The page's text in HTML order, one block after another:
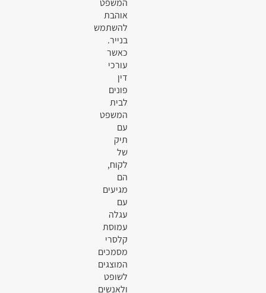
אוהבת
להשתמש
בנייר.
כאשר
עורכי
דין
פונים
לבית
המשפט
עם
תיק
של
לקוח,
הם
מגיעים
עם
עגלה
עמוסת
קלסרי
מסמכים
המוצגים
לשופט
ולאנשים